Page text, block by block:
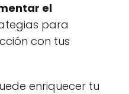
el
para
con tus
enriquecer tu